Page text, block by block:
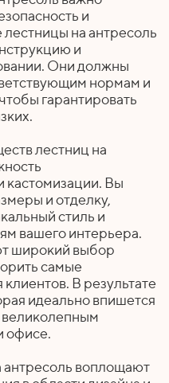
и
на антресоль
и
Они должны
нормам и
гарантировать
лестниц на
кастомизации. Вы
и отделку,
стиль и
вашего интерьера.
широкий выбор
самые
В результате
идеально впишется
великолепным
офисе.
воплощают